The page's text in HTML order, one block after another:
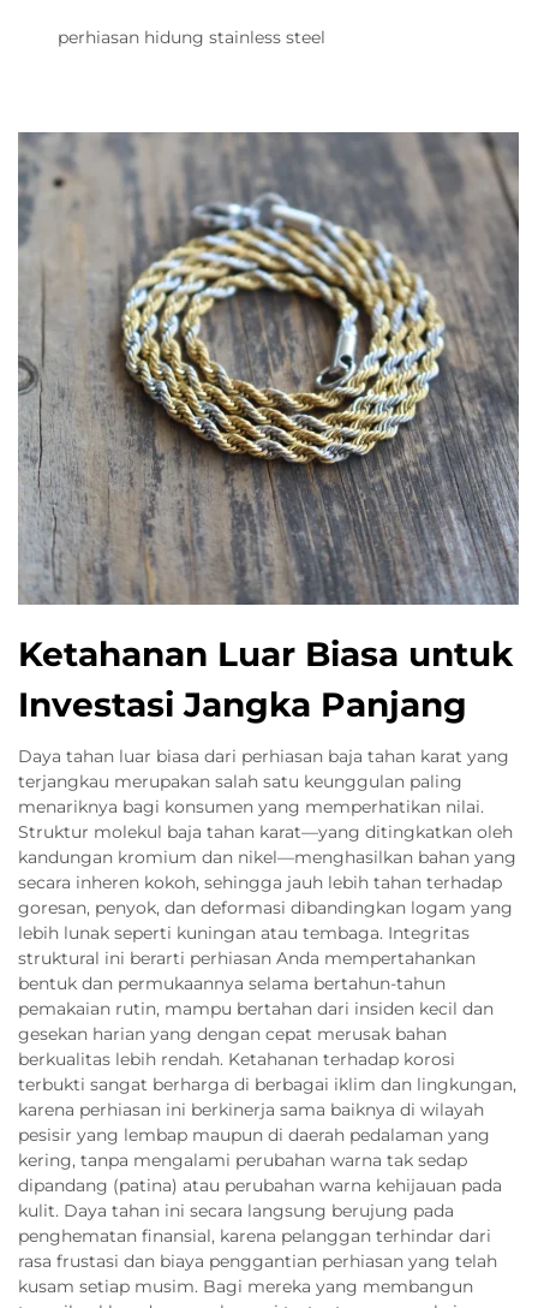
perhiasan hidung stainless steel
Ketahanan Luar Biasa untuk
Investasi Jangka Panjang
Daya tahan luar biasa dari perhiasan baja tahan karat yang
terjangkau merupakan salah satu keunggulan paling
menariknya bagi konsumen yang memperhatikan nilai.
Struktur molekul baja tahan karat—yang ditingkatkan oleh
kandungan kromium dan nikel—menghasilkan bahan yang
secara inheren kokoh, sehingga jauh lebih tahan terhadap
goresan, penyok, dan deformasi dibandingkan logam yang
lebih lunak seperti kuningan atau tembaga. Integritas
struktural ini berarti perhiasan Anda mempertahankan
bentuk dan permukaannya selama bertahun-tahun
pemakaian rutin, mampu bertahan dari insiden kecil dan
gesekan harian yang dengan cepat merusak bahan
berkualitas lebih rendah. Ketahanan terhadap korosi
terbukti sangat berharga di berbagai iklim dan lingkungan,
karena perhiasan ini berkinerja sama baiknya di wilayah
pesisir yang lembap maupun di daerah pedalaman yang
kering, tanpa mengalami perubahan warna tak sedap
dipandang (patina) atau perubahan warna kehijauan pada
kulit. Daya tahan ini secara langsung berujung pada
penghematan finansial, karena pelanggan terhindar dari
rasa frustasi dan biaya penggantian perhiasan yang telah
kusam setiap musim. Bagi mereka yang membangun